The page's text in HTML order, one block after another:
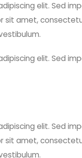
elit. Sed
sit amet,
elit. Sed
elit. Sed
sit amet,